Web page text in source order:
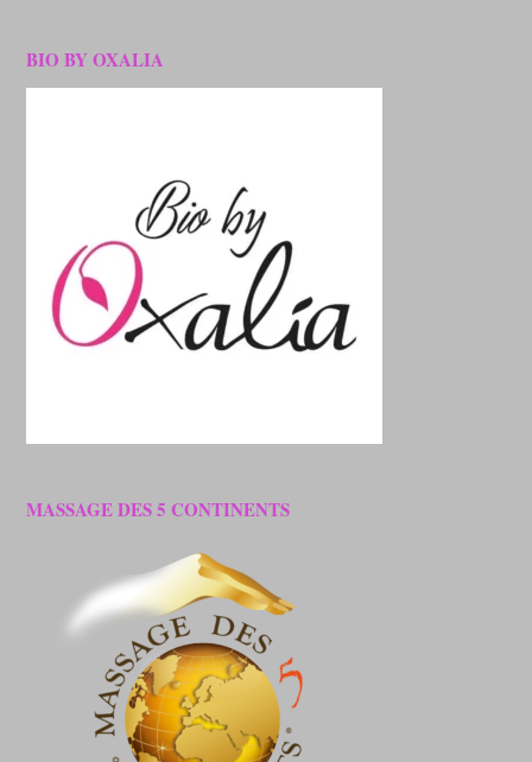
BIO BY OXALIA
MASSAGE DES 5 CONTINENTS